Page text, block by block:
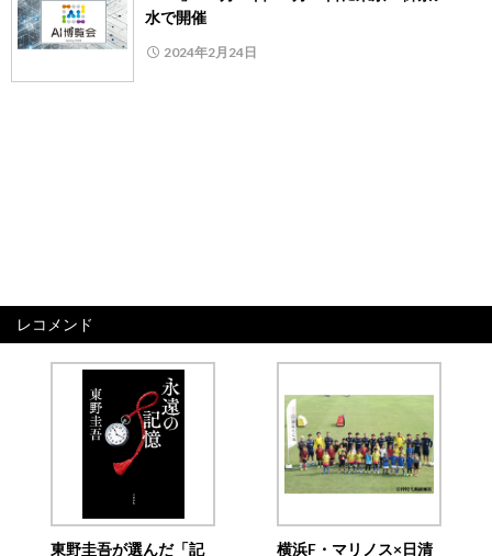
水で開催
2024年2月24日
レコメンド
東野圭吾が選んだ「記
横浜F・マリノス×日清